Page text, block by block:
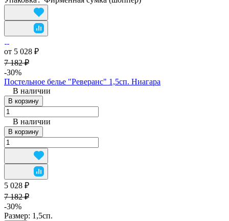
от 5 028 ₽
7 182 ₽
-30%
Постельное белье "Реверанс" 1,5сп. Ниагара
В наличии
В корзину
В наличии
В корзину
5 028 ₽
7 182 ₽
-30%
Размер: 1,5сп.